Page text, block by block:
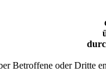
Betroffene oder